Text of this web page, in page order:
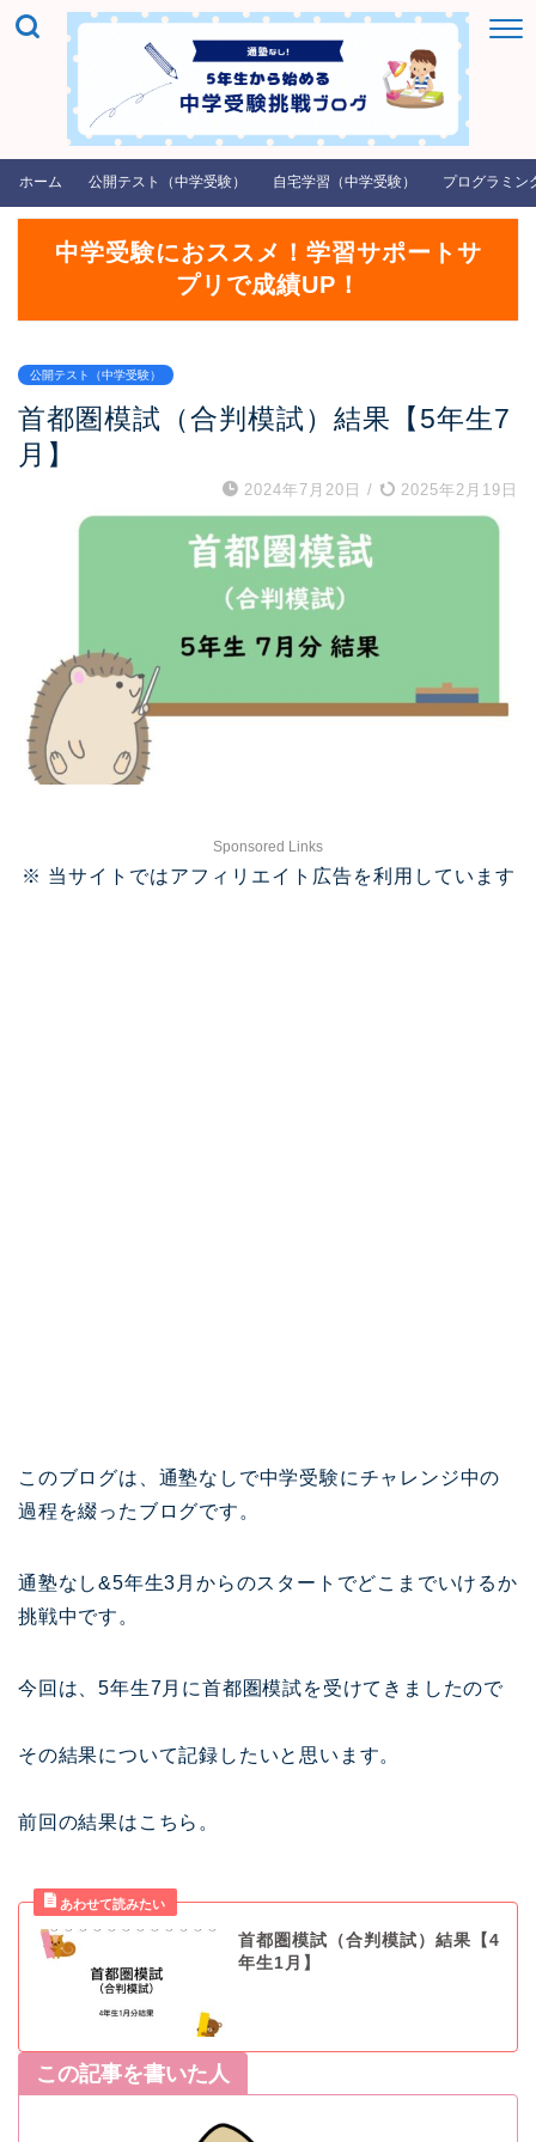
ホーム 公開テスト（中学受験） 自宅学習（中学受験） プログラミン
中学受験におススメ！学習サポートサ
プリで成績UP！
公開テスト（中学受験）
首都圏模試（合判模試）結果【5年生7
月】
2024年7月20日 / 2025年2月19日
Sponsored Links
※ 当サイトではアフィリエイト広告を利用しています
このブログは、通塾なしで中学受験にチャレンジ中の
過程を綴ったブログです。
通塾なし&5年生3月からのスタートでどこまでいけるか
挑戦中です。
今回は、5年生7月に首都圏模試を受けてきましたので
その結果について記録したいと思います。
前回の結果はこちら。
首都圏模試（合判模試）結果【4
年生1月】
この記事を書いた人